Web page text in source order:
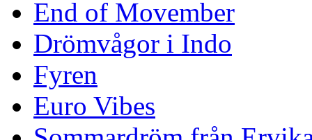
End of Movember
Drömvågor i Indo
Fyren
Euro Vibes